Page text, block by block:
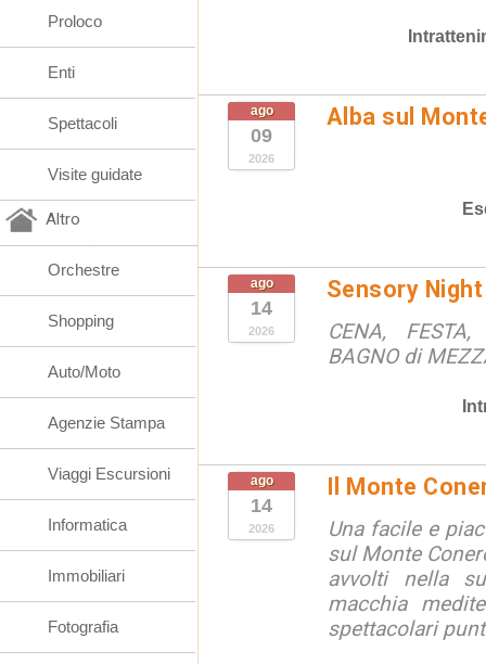
ago
09
2026
Alba sul
ago
14
2026
Sensory Night
CENA,
BAGNO di
ago
14
2026
Il Monte
Una facile e
sul Monte
avvolti nella
macchia
spettacolari
Proloco
Enti
Spettacoli
Visite guidate
Altro
Orchestre
Shopping
Auto/Moto
Agenzie Stampa
Viaggi Escursioni
Informatica
Immobiliari
Fotografia